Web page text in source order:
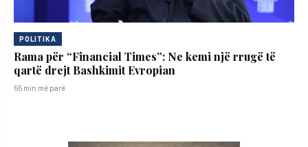
POLITIKA
Rama për “Financial Times”: Ne kemi një rrugë të
qartë drejt Bashkimit Evropian
55 min më parë